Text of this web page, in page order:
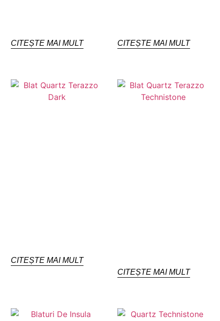
CITEȘTE MAI MULT CITEȘTE MAI MULT
CITEȘTE MAI MULT
CITEȘTE MAI MULT